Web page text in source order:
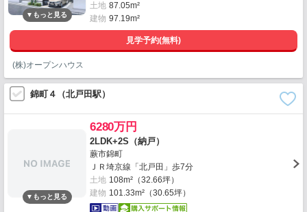
土地 87.05m²
建物 97.19m²
見学予約(無料)
(株)オープンハウス
錦町４（北戸田駅）
6280万円
2LDK+2S（納戸）
蕨市錦町
ＪＲ埼京線「北戸田」歩7分
土地 108m²（32.66坪）
建物 101.33m²（30.65坪）